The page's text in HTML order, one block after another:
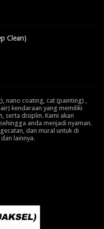
Clean)
nano coating, cat (painting) ,
kendaraan yang memiliki
serta disiplin. Kami akan
anda menjadi nyaman.
dan mural untuk di
lainnya.